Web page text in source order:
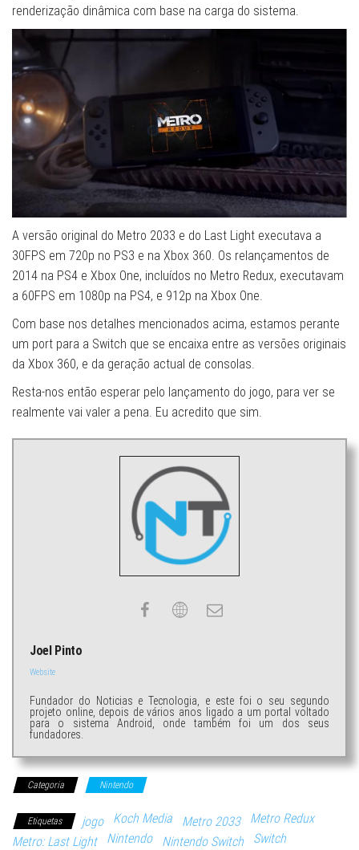
renderização dinâmica com base na carga do sistema.
A versão original do Metro 2033 e do Last Light executava a
30FPS em 720p no PS3 e na Xbox 360. Os relançamentos de
2014 na PS4 e Xbox One, incluídos no Metro Redux, executavam
a 60FPS em 1080p na PS4, e 912p na Xbox One.
Com base nos detalhes mencionados acima, estamos perante
um port para a Switch que se encaixa entre as versões originais
da Xbox 360, e da geração actual de consolas.
Resta-nos então esperar pelo lançamento do jogo, para ver se
realmente vai valer a pena. Eu acredito que sim.
Joel Pinto
Website
Fundador do Noticias e Tecnologia, e este foi o seu segundo
projeto online, depois de vários anos ligado a um portal voltado
para o sistema Android, onde também foi um dos seus
fundadores.
Categoria Nintendo
Etiquetas jogo Koch Media Metro 2033
Metro Redux
Metro: Last Light
Nintendo Nintendo Switch Switch